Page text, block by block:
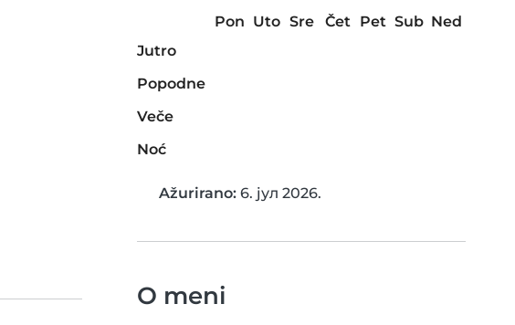
Pon Uto Sre Čet Pet Sub Ned
Jutro
Popodne
Veče
Noć
Ažurirano: 6. јул 2026.
O meni